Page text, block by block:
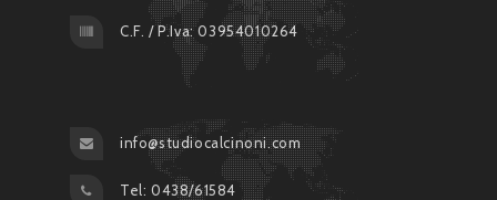
C.F. / P.Iva: 03954010264
info@studiocalcinoni.com
Tel: 0438/61584